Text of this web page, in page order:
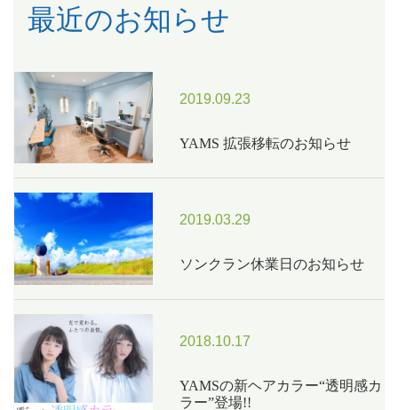
最近のお知らせ
2019.09.23
YAMS 拡張移転のお知らせ
2019.03.29
ソンクラン休業日のお知らせ
2018.10.17
YAMSの新ヘアカラー“透明感カ
ラー”登場!!